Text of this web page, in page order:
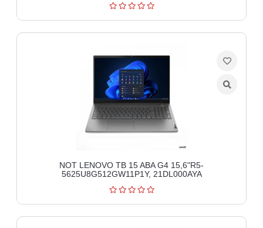
NOT LENOVO TB 15 ABA G4 15,6"R5-
5625U8G512GW11P1Y, 21DL000AYA